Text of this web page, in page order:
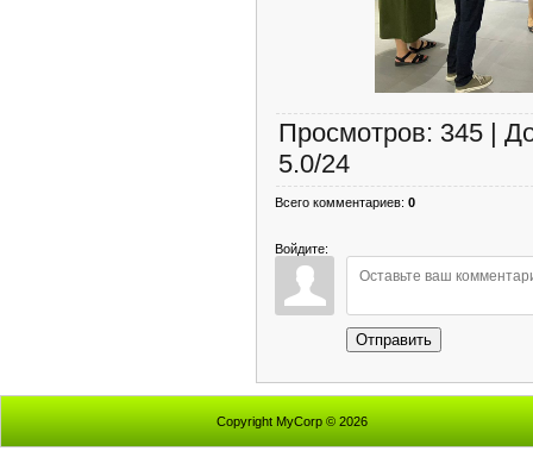
Просмотров: 345 |
5.0/24
Всего комментариев: 0
Войдите:
Отправить
Copyright MyCorp © 2026